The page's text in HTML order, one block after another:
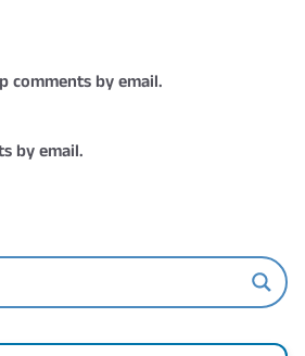
comments by email.
by email.